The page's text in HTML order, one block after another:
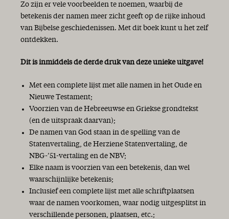
Zo zijn er vele voorbeelden te noemen, waarbij de
betekenis der namen meer zicht geeft op de rijke inhoud
van Bijbelse geschiedenissen. Met dit boek kunt u het zelf
ontdekken.
Dit is inmiddels de derde druk van deze unieke uitgave!
Met een complete lijst met alle namen in het Oude en
Nieuwe Testament;
Voorzien van de Hebreeuwse en Griekse grondtekst
(en de uitspraak daarvan);
De namen van God staan in de spelling van de
Statenvertaling, de Herziene Statenvertaling, de
NBG-’51-vertaling en de NBV;
Elke naam is voorzien van een betekenis, dan wel
waarschijnlijke betekenis;
Inclusief een complete lijst met alle schriftplaatsen
waar de namen voorkomen, waar nodig uitgesplitst in
verschillende personen, plaatsen, etc.;